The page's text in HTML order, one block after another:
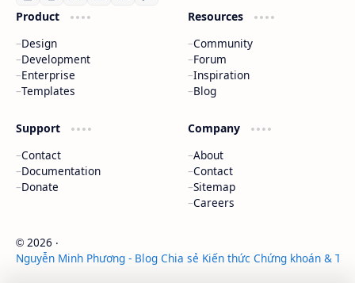
Product
Design
Development
Enterprise
Templates
Resources
Community
Forum
Inspiration
Blog
Support
Contact
Documentation
Donate
Company
About
Contact
Sitemap
Careers
© 2026 ‧
Nguyễn Minh Phương - Blog Chia sẻ Kiến thức Chứng khoán & Tài